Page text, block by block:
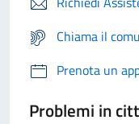
Chiama il
Prenota un
Problemi in